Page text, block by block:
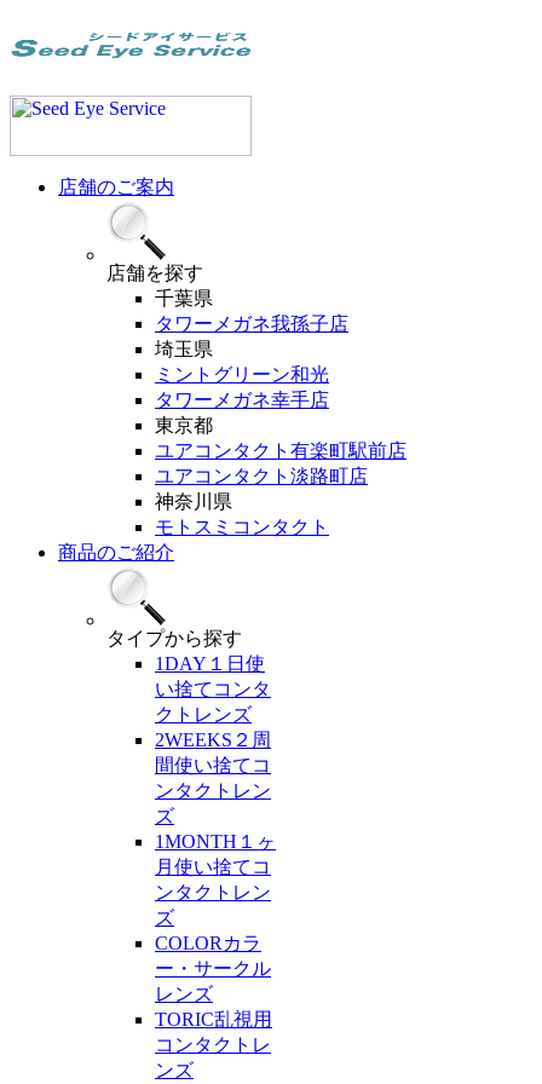
店舗のご案内
店舗を探す
千葉県
タワーメガネ我孫子店
埼玉県
ミントグリーン和光
タワーメガネ幸手店
東京都
ユアコンタクト有楽町駅前店
ユアコンタクト淡路町店
神奈川県
モトスミコンタクト
商品のご紹介
タイプから探す
1DAY １日使
い捨てコンタ
クトレンズ
2WEEKS ２周
間使い捨てコ
ンタクトレン
ズ
1MONTH １ヶ
月使い捨てコ
ンタクトレン
ズ
COLORカラ
ー・サークル
レンズ
TORIC乱視用
コンタクトレ
ンズ